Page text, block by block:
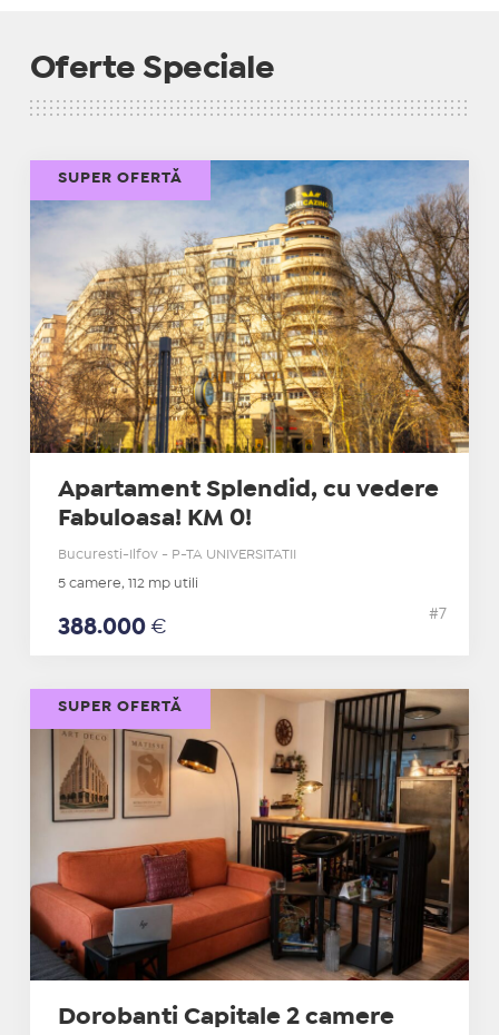
Oferte Speciale
Apartament Splendid, cu vedere
Fabuloasa! KM 0!
Bucuresti-Ilfov - P-TA UNIVERSITATII
5 camere, 112 mp utili
388.000 €
#7
SUPER OFERTĂ
Dorobanti Capitale 2 camere
SUPER OFERTĂ